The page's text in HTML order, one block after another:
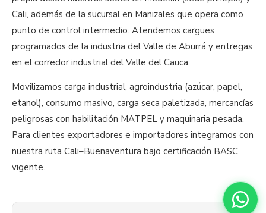
Cali, además de la sucursal en Manizales que opera como
punto de control intermedio. Atendemos cargues
programados de la industria del Valle de Aburrá y entregas
en el corredor industrial del Valle del Cauca.
Movilizamos carga industrial, agroindustria (azúcar, papel,
etanol), consumo masivo, carga seca paletizada, mercancías
peligrosas con habilitación MATPEL y maquinaria pesada.
Para clientes exportadores e importadores integramos con
nuestra ruta Cali–Buenaventura bajo certificación BASC
vigente.